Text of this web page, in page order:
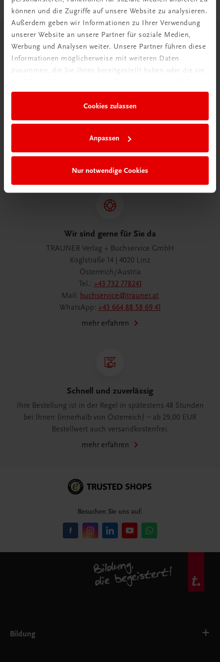
können und die Zugriffe auf unsere Website zu analysieren.
Außerdem geben wir Informationen zu Ihrer Verwendung
unserer Website an unsere Partner für soziale Medien,
Werbung und Analysen weiter. Unsere Partner führen diese
Informationen möglicherweise mit weiteren Daten
zusammen, die Sie ihnen bereitgestellt haben oder die sie
Cookies zulassen
Anpassen
Nur notwendige Cookies
Herzlich willkommen bei TRAUNER!
Wir sind ein österreichisches Familienunternehmen mit
75 Mitarbeiterinnen und Mitarbeitern, die eines verbindet:
Begeisterung für unsere Produkte.
mehr erfahren
Wir sind gerne für Sie da
TRAUNER Verlag + Buchservice GmbH
Köglstraße 14 | 4020 Linz
Österreich/Austria
Tel.: +43 732 778241
Mail: buchservice@trauner.at
WhatsApp: +43 664 88 58 69 41
mehr erfahren
Schnell und zuverlässig
Ihre Bestellung ist in der Regel in spätestens 48 Stunden
bei Ihnen (innerhalb von Österreich) – ab 29,00 EUR
Bestellwert auch versandkostenfrei.
mehr erfahren
Besuchen Sie uns auf:
Bildung